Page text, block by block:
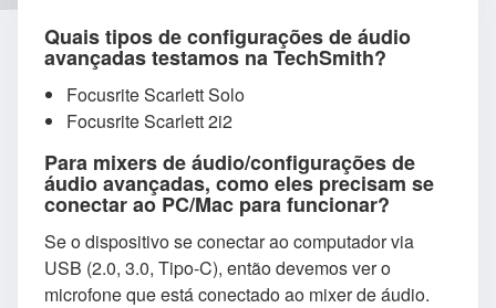
Quais tipos de configurações de áudio
avançadas testamos na TechSmith?
Focusrite Scarlett Solo
Focusrite Scarlett 2i2
Para mixers de áudio/configurações de
áudio avançadas, como eles precisam se
conectar ao PC/Mac para funcionar?
Se o dispositivo se conectar ao computador via
USB (2.0, 3.0, Tipo-C), então devemos ver o
microfone que está conectado ao mixer de áudio.